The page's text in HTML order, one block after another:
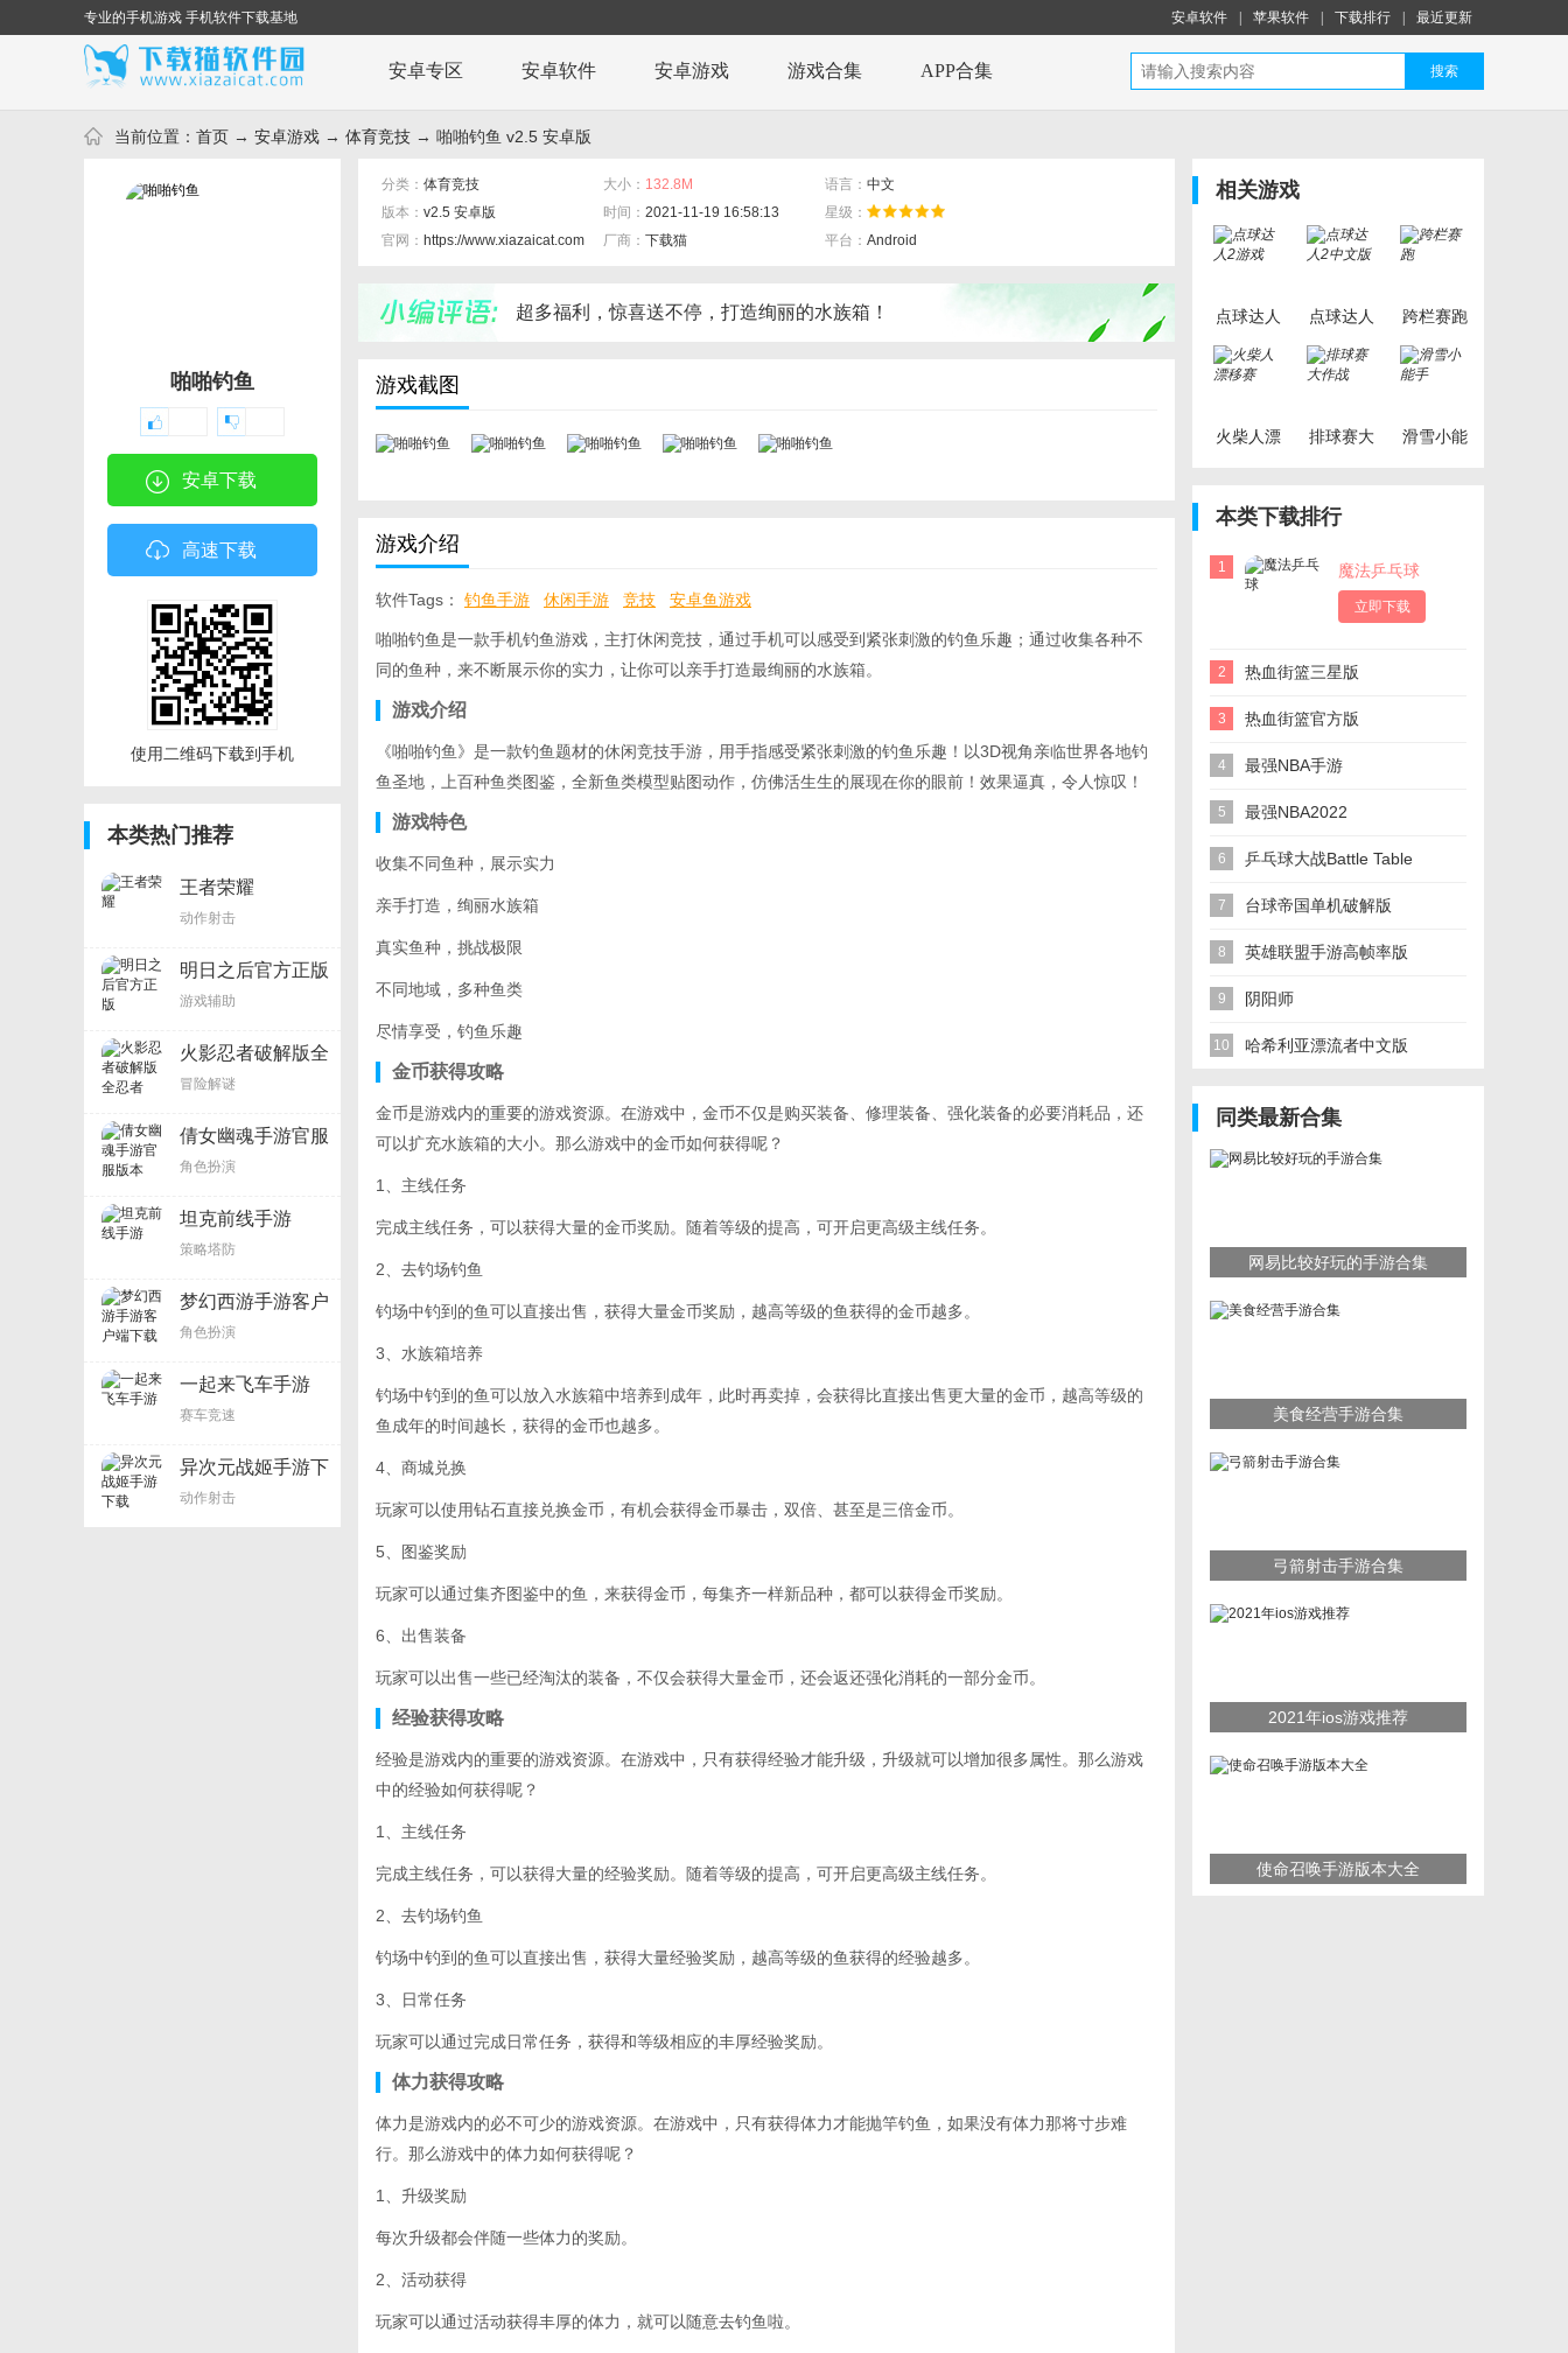
专业的手机游戏 手机软件下载基地 安卓软件 苹果软件 下载排行 最近更新
安卓专区 安卓软件 安卓游戏 游戏合集 APP合集 搜索
当前位置： 首页 → 安卓游戏 → 体育竞技 → 啪啪钓鱼 v2.5 安卓版
啪啪钓鱼
安卓下载
高速下载
使用二维码下载到手机
本类热门推荐
王者荣耀
动作射击
明日之后官方正版
游戏辅助
火影忍者破解版全
忍者
冒险解谜
倩女幽魂手游官服
版本
角色扮演
坦克前线手游
策略塔防
梦幻西游手游客户
端下载
角色扮演
一起来飞车手游
赛车竞速
异次元战姬手游下
载
动作射击
分类： 体育竞技 大小： 132.8M 语言： 中文
版本： v2.5 安卓版 时间： 2021-11-19 16:58:13
星级：
官网： https://www.xiazaicat.com 厂商： 下载猫 平台： Android
超多福利，惊喜送不停，打造绚丽的水族箱！
游戏截图
游戏介绍
软件Tags： 钓鱼手游 休闲手游 竞技 安卓鱼游戏
啪啪钓鱼是一款手机钓鱼游戏，主打休闲竞技，通过手机可以感受到紧张刺激的钓鱼乐趣；通过收集各种不
同的鱼种，来不断展示你的实力，让你可以亲手打造最绚丽的水族箱。
游戏介绍
《啪啪钓鱼》是一款钓鱼题材的休闲竞技手游，用手指感受紧张刺激的钓鱼乐趣！以3D视角亲临世界各地钓
鱼圣地，上百种鱼类图鉴，全新鱼类模型贴图动作，仿佛活生生的展现在你的眼前！效果逼真，令人惊叹！
游戏特色
收集不同鱼种，展示实力
亲手打造，绚丽水族箱
真实鱼种，挑战极限
不同地域，多种鱼类
尽情享受，钓鱼乐趣
金币获得攻略
金币是游戏内的重要的游戏资源。在游戏中，金币不仅是购买装备、修理装备、强化装备的必要消耗品，还
可以扩充水族箱的大小。那么游戏中的金币如何获得呢？
1、主线任务
完成主线任务，可以获得大量的金币奖励。随着等级的提高，可开启更高级主线任务。
2、去钓场钓鱼
钓场中钓到的鱼可以直接出售，获得大量金币奖励，越高等级的鱼获得的金币越多。
3、水族箱培养
钓场中钓到的鱼可以放入水族箱中培养到成年，此时再卖掉，会获得比直接出售更大量的金币，越高等级的
鱼成年的时间越长，获得的金币也越多。
4、商城兑换
玩家可以使用钻石直接兑换金币，有机会获得金币暴击，双倍、甚至是三倍金币。
5、图鉴奖励
玩家可以通过集齐图鉴中的鱼，来获得金币，每集齐一样新品种，都可以获得金币奖励。
6、出售装备
玩家可以出售一些已经淘汰的装备，不仅会获得大量金币，还会返还强化消耗的一部分金币。
经验获得攻略
经验是游戏内的重要的游戏资源。在游戏中，只有获得经验才能升级，升级就可以增加很多属性。那么游戏
中的经验如何获得呢？
1、主线任务
完成主线任务，可以获得大量的经验奖励。随着等级的提高，可开启更高级主线任务。
2、去钓场钓鱼
钓场中钓到的鱼可以直接出售，获得大量经验奖励，越高等级的鱼获得的经验越多。
3、日常任务
玩家可以通过完成日常任务，获得和等级相应的丰厚经验奖励。
体力获得攻略
体力是游戏内的必不可少的游戏资源。在游戏中，只有获得体力才能抛竿钓鱼，如果没有体力那将寸步难
行。那么游戏中的体力如何获得呢？
1、升级奖励
每次升级都会伴随一些体力的奖励。
2、活动获得
玩家可以通过活动获得丰厚的体力，就可以随意去钓鱼啦。
相关游戏
点球达人
2游戏
点球达人
2中文版
跨栏赛跑
火柴人漂
排球赛大
滑雪小能
本类下载排行
1 魔法乒乓球
立即下载
2 热血街篮三星版
3 热血街篮官方版
4 最强NBA手游
5 最强NBA2022
6 乒乓球大战Battle Table
Tennis
7 台球帝国单机破解版
8 英雄联盟手游高帧率版
9 阴阳师
10 哈希利亚漂流者中文版
同类最新合集
网易比较好玩的手游合集
美食经营手游合集
弓箭射击手游合集
2021年ios游戏推荐
使命召唤手游版本大全